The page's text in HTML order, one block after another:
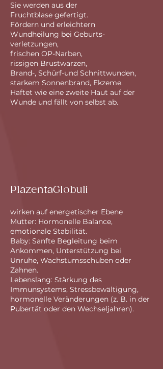
Sie werden aus der
Fruchtblase gefertigt.
Fördern und erleichtern
Wundheilung bei Geburts-
verletzungen,
frischen OP-Narben,
rissigen Brustwarzen,
Brand-, Schürf-und Schnittwunden,
starkem Sonnenbrand, Ekzeme.
Haftet wie eine zweite Haut auf der
Wunde und fällt von selbst ab.
PlazentaGlobuli
wirken auf energetischer Ebene
Mutter: Hormonelle Balance,
emotionale Stabilität.
Baby: Sanfte Begleitung beim
Ankommen, Unterstützung bei
Unruhe, Wachstumsschüben oder
Zahnen.
Lebenslang: Stärkung des
Immunsystems, Stressbewältigung,
hormonelle Veränderungen (z. B. in der
Pubertät oder den Wechseljahren).